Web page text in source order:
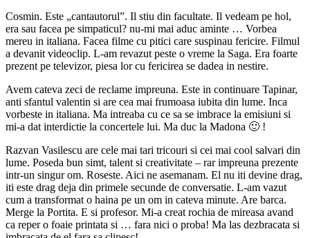
Cosmin. Este „cantautorul”. Il stiu din facultate. Il vedeam pe hol,
era sau facea pe simpaticul? nu-mi mai aduc aminte … Vorbea
mereu in italiana. Facea filme cu pitici care suspinau fericire. Filmul
a devanit videoclip. L-am revazut peste o vreme la Saga. Era foarte
prezent pe televizor, piesa lor cu fericirea se dadea in nestire.
Avem cateva zeci de reclame impreuna. Este in continuare Tapinar,
anti sfantul valentin si are cea mai frumoasa iubita din lume. Inca
vorbeste in italiana. Ma intreaba cu ce sa se imbrace la emisiuni si
mi-a dat interdictie la concertele lui. Ma duc la Madona 🙂 !
Razvan Vasilescu are cele mai tari tricouri si cei mai cool salvari din
lume. Poseda bun simt, talent si creativitate – rar impreuna prezente
intr-un singur om. Roseste. Aici ne asemanam. El nu iti devine drag,
iti este drag deja din primele secunde de conversatie. L-am vazut
cum a transformat o haina pe un om in cateva minute. Are barca.
Merge la Portita. E si profesor. Mi-a creat rochia de mireasa avand
ca reper o foaie printata si … fara nici o proba! Ma las dezbracata si